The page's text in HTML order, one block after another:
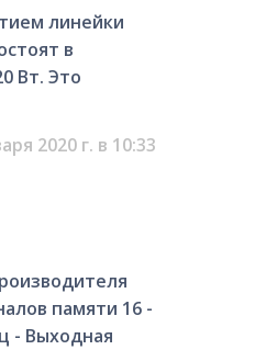
линейки
в
Вт. Это
2020 г. в 10:33
памяти 16 -
- Выходная